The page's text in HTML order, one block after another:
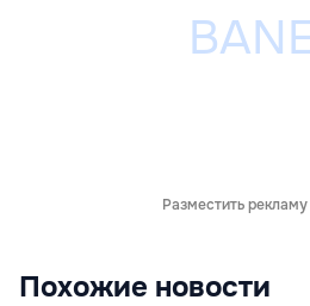
Разместить
Похожие новости